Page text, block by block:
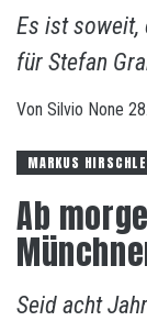
Es ist soweit,
für Stefan
Von Silvio None
MARKUS
Ab
Seid acht